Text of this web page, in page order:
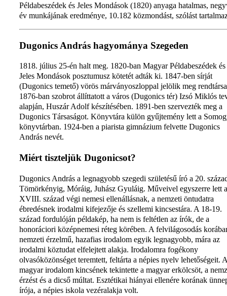
Példabeszédek és Jeles Mondások (1820) anyaga hatalmas,
év munkájának eredménye, 10.182 közmondást, szólást
Dugonics András hagyománya Szegeden
1818. július 25-én halt meg. 1820-ban Magyar Példabeszédek és
Jeles Mondások posztumusz kötetét adták ki. 1847-ben sírját
(Dugonics temető) vörös márványoszloppal jelölik meg
1876-ban szobrot állíttatott a város (Dugonics tér) Izsó Miklós
alapján, Huszár Adolf készítésében. 1891-ben szervezték meg a
Dugonics Társaságot. Könyvtára külön gyűjtemény lett a
könyvtárban. 1924-ben a piarista gimnázium felvette Dugonics
András nevét.
Miért tiszteljük Dugonicsot?
Dugonics András a legnagyobb szegedi születésű író a 20.
Tömörkényig, Móráig, Juhász Gyuláig. Műveivel egyszerre lett a
XVIII. század végi nemesi ellenállásnak, a nemzeti öntudatra
ébredésnek irodalmi kifejezője és szellemi kincsestára. A 18-19.
század fordulóján példakép, ha nem is feltétlen az írók, de a
honoráciori középnemesi réteg körében. A felvilágosodás
nemzeti érzelmű, hazafias irodalom egyik legnagyobb, mára az
irodalmi köztudat elfelejtett alakja. Irodalomra fogékony
olvasóközönséget teremtett, feltárta a népies nyelv lehetőségeit. A
magyar irodalom kincsének tekintette a magyar erkölcsöt, a
érzést és a dicső múltat. Esztétikai hiányai ellenére korának
írója, a népies iskola vezéralakja volt.